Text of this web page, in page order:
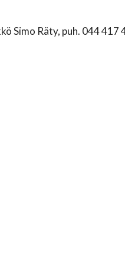
Simo Räty, puh. 044 417